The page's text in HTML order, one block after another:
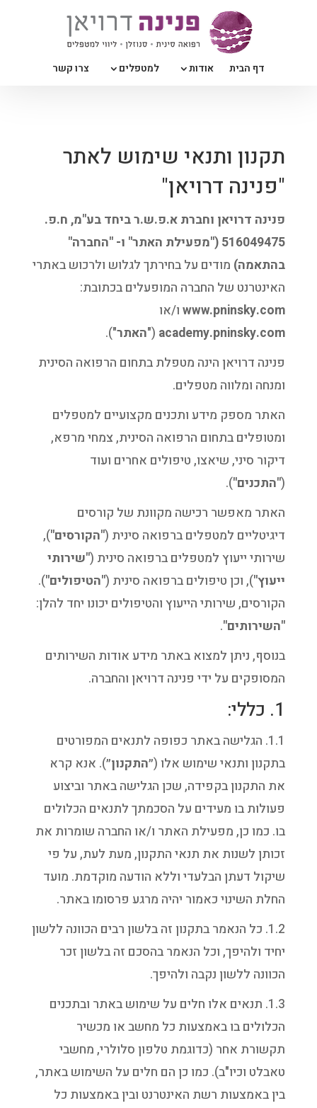
דף הבית אודות למטפלים צרו קשר
תקנון ותנאי שימוש לאתר
"פנינה דרויאן"
פנינה דרויאן וחברת א.פ.ש.ר ביחד בע"מ, ח.פ.
516049475 ("מפעילת האתר" ו- "החברה"
בהתאמה) מודים על בחירתך לגלוש ולרכוש באתרי
האינטרנט של החברה המופעלים בכתובת:
www.pninsky.comו/או
academy.pninsky.com
("האתר").
פנינה דרויאן הינה מטפלת בתחום הרפואה הסינית
ומנחה ומלווה מטפלים.
האתר מספק מידע ותכנים מקצועיים למטפלים
ומטופלים בתחום הרפואה הסינית, צמחי מרפא,
דיקור סיני, שיאצו, טיפולים אחרים ועוד
("התכנים").
האתר מאפשר רכישה מקוונת של קורסים
דיגיטליים למטפלים ברפואה סינית ("הקורסים"),
שירותי ייעוץ למטפלים ברפואה סינית ("שירותי
ייעוץ"), וכן טיפולים ברפואה סינית ("הטיפולים").
הקורסים, שירותי הייעוץ והטיפולים יכונו יחד להלן:
"השירותים".
בנוסף, ניתן למצוא באתר מידע אודות השירותים
המסופקים על ידי פנינה דרויאן והחברה.
1. כללי:
1.1. הגלישה באתר כפופה לתנאים המפורטים
בתקנון ותנאי שימוש אלו (״התקנון״). אנא קרא
את התקנון בקפידה, שכן הגלישה באתר וביצוע
פעולות בו מעידים על הסכמתך לתנאים הכלולים
בו. כמו כן, מפעילת האתר ו/או החברה שומרות את
זכותן לשנות את תנאי התקנון, מעת לעת, על פי
שיקול דעתן הבלעדי וללא הודעה מוקדמת. מועד
החלת השינוי כאמור יהיה מרגע פרסומו באתר.
1.2. כל הנאמר בתקנון זה בלשון רבים הכוונה ללשון
יחיד ולהיפך, וכל הנאמר בהסכם זה בלשון זכר
הכוונה ללשון נקבה ולהיפך.
1.3. תנאים אלו חלים על שימוש באתר ובתכנים
הכלולים בו באמצעות כל מחשב או מכשיר
תקשורת אחר (כדוגמת טלפון סלולרי, מחשבי
טאבלט וכיו"ב). כמו כן הם חלים על השימוש באתר,
בין באמצעות רשת האינטרנט ובין באמצעות כל